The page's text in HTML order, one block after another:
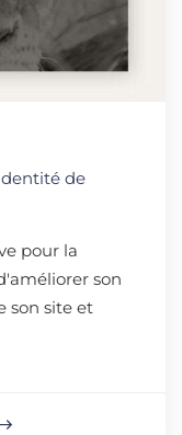
de
pour la
son
son site et